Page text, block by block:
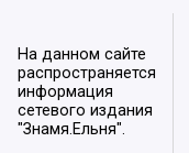
На данном сайте
распространяется
информация
сетевого издания
"Знамя.Ельня".